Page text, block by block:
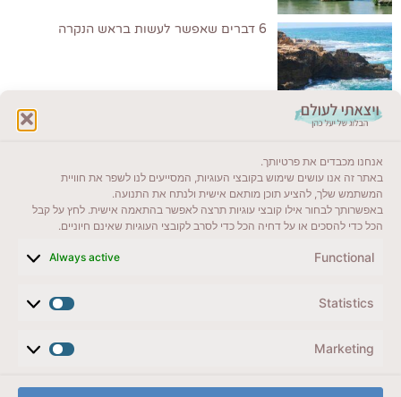
אנחנו מכבדים את פרטיותך.
באתר זה אנו עושים שימוש בקובצי העוגיות, המסייעים לנו לשפר את חוויית
המשתמש שלך, להציע תוכן מותאם אישית ולנתח את התנועה.
באפשרותך לבחור אילו קובצי עוגיות תרצה לאפשר בהתאמה אישית. לחץ על קבל
הכל כדי להסכים או על דחיה הכל כדי לסרב לקובצי העוגיות שאינם חיוניים.
Functional
Always active
Statistics
Marketing
6 דברים שאפשר לעשות בראש הנקרה
ייעדים מומלצים
מדריכים ועזרים
לשליחת הודעת וואטסאפ
veyatsati.laolam@gmail.com